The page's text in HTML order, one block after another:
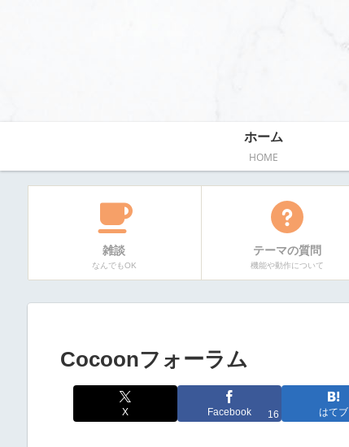
ホーム
HOME
雑談
なんでもOK
テーマの質問
機能や動作について
Cocoonフォーラム
X Facebook 16 はてブ